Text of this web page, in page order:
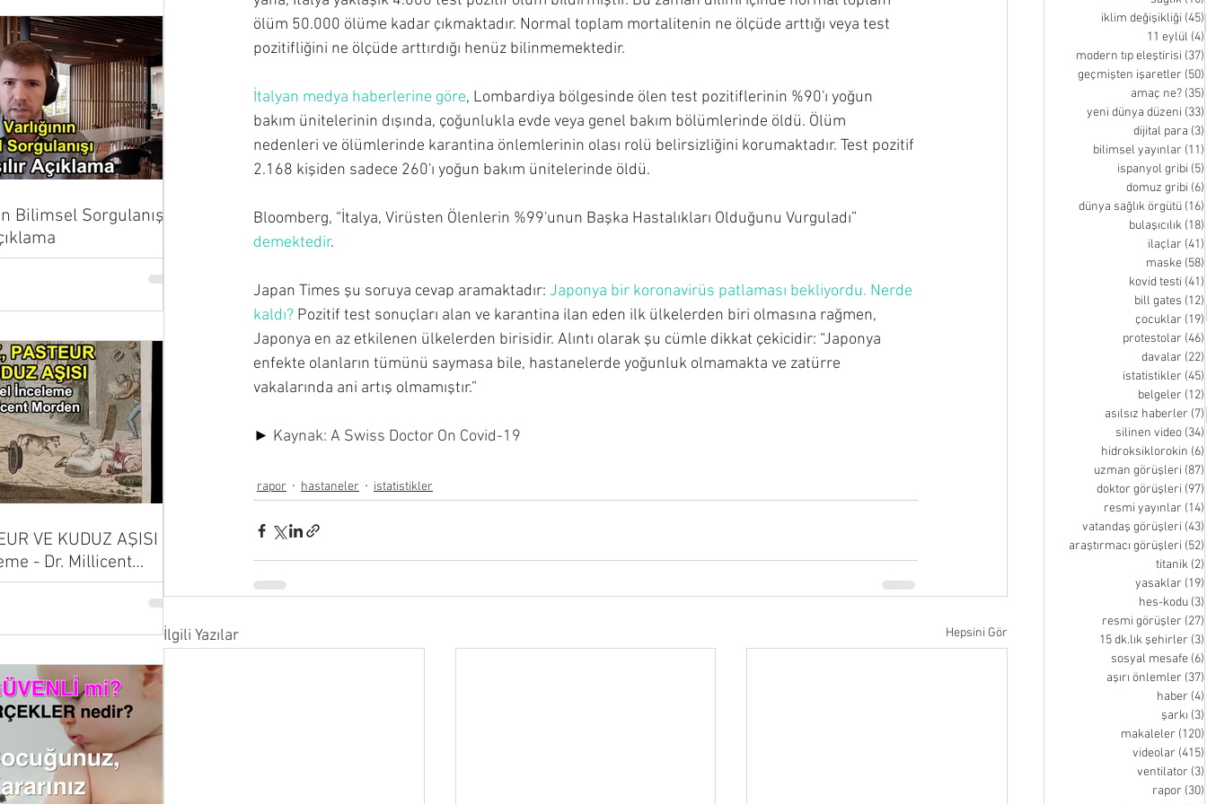
ölüm 50.000 ölüme kadar çıkmaktadır. Normal toplam mortalitenin ne ölçüde arttığı veya test
pozitifliğini ne ölçüde arttırdığı henüz bilinmemektedir.
İtalyan medya haberlerine göre, Lombardiya bölgesinde ölen test pozitiflerinin %90'ı yoğun
bakım ünitelerinin dışında, çoğunlukla evde veya genel bakım bölümlerinde öldü. Ölüm
nedenleri ve ölümlerinde karantina önlemlerinin olası rolü belirsizliğini korumaktadır. Test pozitif
2.168 kişiden sadece 260'ı yoğun bakım ünitelerinde öldü.
Bloomberg, “İtalya, Virüsten Ölenlerin %99'unun Başka Hastalıkları Olduğunu Vurguladı”
demektedir.
Japan Times şu soruya cevap aramaktadır: Japonya bir koronavirüs patlaması bekliyordu. Nerde
kaldı? Pozitif test sonuçları alan ve karantina ilan eden ilk ülkelerden biri olmasına rağmen,
Japonya en az etkilenen ülkelerden birisidir. Alıntı olarak şu cümle dikkat çekicidir: “Japonya
enfekte olanların tümünü saymasa bile, hastanelerde yoğunluk olmamakta ve zatürre
vakalarında ani artış olmamıştır.”
► Kaynak: A Swiss Doctor On Covid-19
rapor hastaneler istatistikler
İlgili Yazılar Hepsini Gör
Bilimsel Sorgulanışı |
VE KUDUZ AŞISI |
- Dr. Millicent
iklim değişikliği (45)
11 eylül (4)
modern tıp eleştirisi (37)
geçmişten işaretler (50)
amaç ne? (35)
yeni dünya düzeni (33)
dijital para (3)
bilimsel yayınlar (11)
ispanyol gribi (5)
domuz gribi (6)
dünya sağlık örgütü (16)
bulaşıcılık (18)
ilaçlar (41)
maske (58)
kovid testi (41)
bill gates (12)
çocuklar (19)
protestolar (46)
davalar (22)
istatistikler (45)
belgeler (12)
asılsız haberler (7)
silinen video (34)
hidroksiklorokin (6)
uzman görüşleri (87)
doktor görüşleri (97)
resmi yayınlar (14)
vatandaş görüşleri (43)
araştırmacı görüşleri (52)
titanik (2)
yasaklar (19)
hes-kodu (3)
resmi görüşler (27)
15 dk.lık şehirler (3)
sosyal mesafe (6)
aşırı önlemler (37)
haber (4)
şarkı (3)
makaleler (120)
videolar (415)
ventilator (3)
rapor (30)